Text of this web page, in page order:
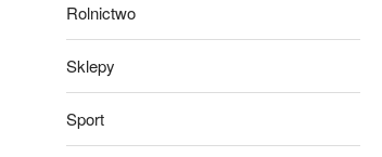
Rolnictwo
Sklepy
Sport